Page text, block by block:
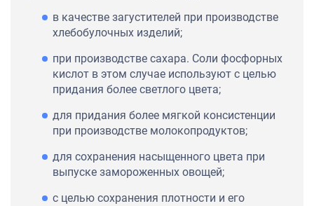
в качестве загустителей при производстве
хлебобулочных изделий;
при производстве сахара. Соли фосфорных
кислот в этом случае используют с целью
придания более светлого цвета;
для придания более мягкой консистенции
при производстве молокопродуктов;
для сохранения насыщенного цвета при
выпуске замороженных овощей;
с целью сохранения плотности и его